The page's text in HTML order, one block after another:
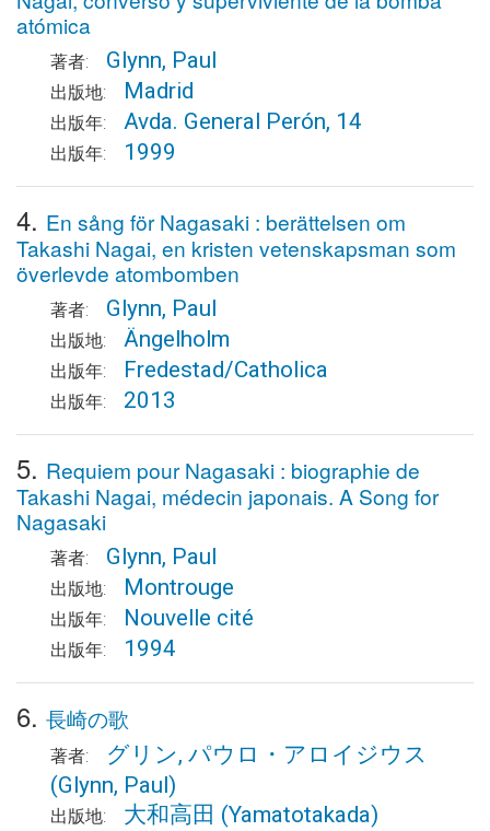
atómica
著者: Glynn, Paul
出版地: Madrid
出版年: Avda. General Perón, 14
出版年: 1999
4. En sång för Nagasaki : berättelsen om
Takashi Nagai, en kristen vetenskapsman som
överlevde atombomben
著者: Glynn, Paul
出版地: Ängelholm
出版年: Fredestad/Catholica
出版年: 2013
5. Requiem pour Nagasaki : biographie de
Takashi Nagai, médecin japonais. A Song for
Nagasaki
著者: Glynn, Paul
出版地: Montrouge
出版年: Nouvelle cité
出版年: 1994
6. 長崎の歌
著者:
グリン, パウロ・アロイジウス
(Glynn, Paul)
出版地: 大和高田 (Yamatotakada)